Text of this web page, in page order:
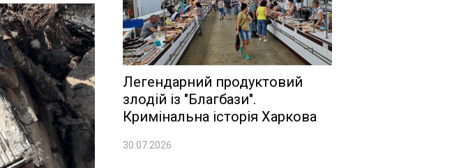
Легендарний продуктовий
злодій із "Благбази".
Кримінальна історія Харкова
30.07.2026